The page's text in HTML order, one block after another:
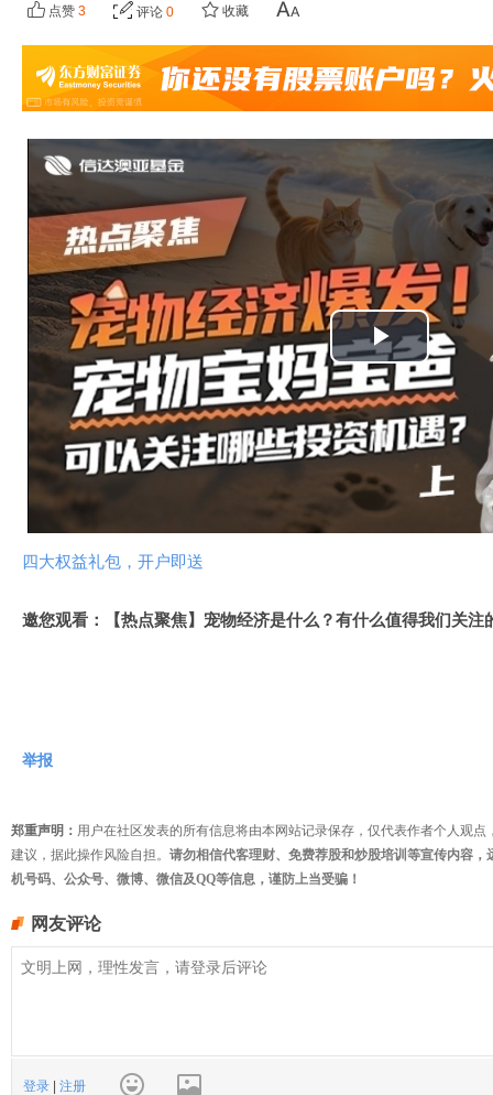
点赞 3 评论 0 收藏
播
放
视
频
四大权益礼包，开户即送
邀您观看：【热点聚焦】宠物经济是什么？有什么值得我们关注
举报
郑重声明： 用户在社区发表的所有信息将由本网站记录保存，仅代表作者个人观
建议，据此操作风险自担。 请勿相信代客理财、免费荐股和炒股培训等宣传内容
机号码、公众号、微博、微信及QQ等信息，谨防上当受骗！
网友评论
登录 注册